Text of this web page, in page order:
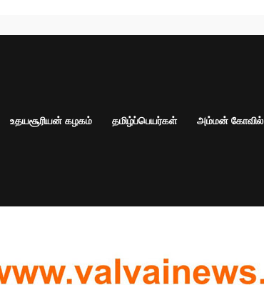
உதயசூரியன் கழகம் தமிழ்ப்பெயர்கள் அம்மன் கோவில்